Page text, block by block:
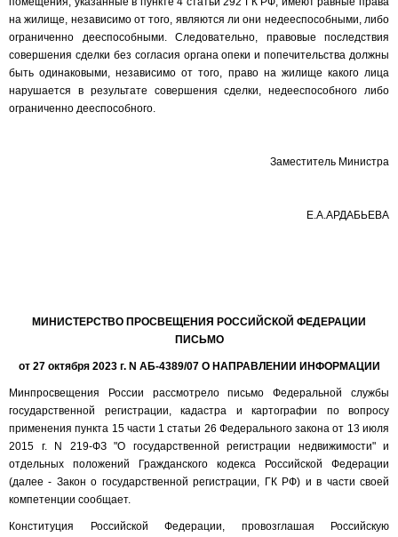
на жилище, независимо от того, являются ли они недееспособными, либо
ограниченно дееспособными. Следовательно, правовые последствия
совершения сделки без согласия органа опеки и попечительства должны
быть одинаковыми, независимо от того, право на жилище какого лица
нарушается в результате совершения сделки, недееспособного либо
ограниченно дееспособного.
Заместитель Министра
Е.А.АРДАБЬЕВА
МИНИСТЕРСТВО ПРОСВЕЩЕНИЯ РОССИЙСКОЙ ФЕДЕРАЦИИ
ПИСЬМО
от 27 октября 2023 г. N АБ-4389/07 О НАПРАВЛЕНИИ ИНФОРМАЦИИ
Минпросвещения России рассмотрело письмо Федеральной службы
государственной регистрации, кадастра и картографии по вопросу
применения пункта 15 части 1 статьи 26 Федерального закона от 13 июля
2015 г. N 219-ФЗ "О государственной регистрации недвижимости" и
отдельных положений Гражданского кодекса Российской Федерации
(далее - Закон о государственной регистрации, ГК РФ) и в части своей
компетенции сообщает.
Конституция Российской Федерации, провозглашая Российскую